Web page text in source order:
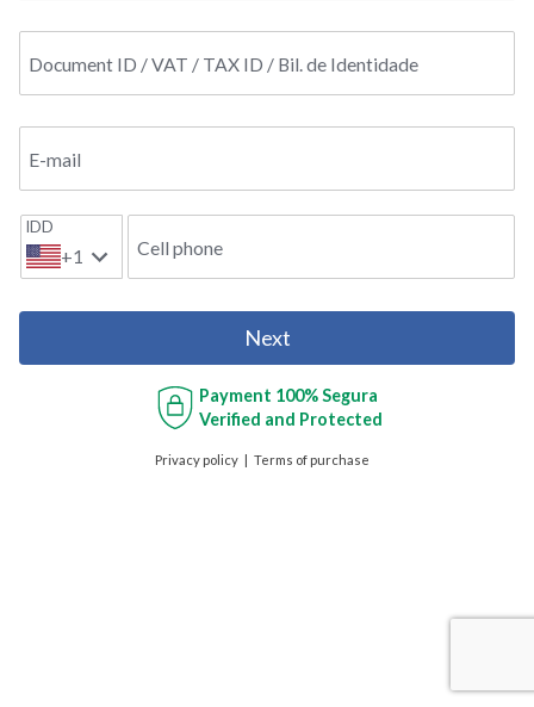
Document ID / VAT / TAX ID / Bil. de Identidade
E-mail
IDD
+1 Cell phone
Next
Payment 100% Segura
Verified and Protected
Privacy policy Terms of purchase